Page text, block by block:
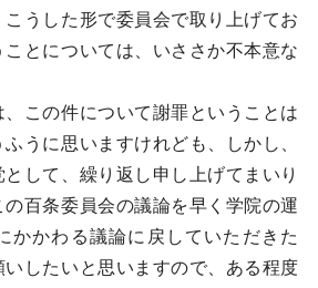
こうした形で委員会で取り上げてお
とについては、いささか不本意な
この件について謝罪ということは
うに思いますけれども、しかし、
して、繰り返し申し上げてまいり
の百条委員会の議論を早く学院の運
かかわる議論に戻していただきた
したいと思いますので、ある程度